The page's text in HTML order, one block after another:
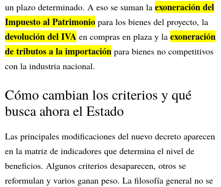
un plazo determinado. A eso se suman la exoneración del
Impuesto al Patrimonio para los bienes del proyecto, la
devolución del IVA en compras en plaza y la exoneración
de tributos a la importación para bienes no competitivos
con la industria nacional.
Cómo cambian los criterios y qué
busca ahora el Estado
Las principales modificaciones del nuevo decreto aparecen
en la matriz de indicadores que determina el nivel de
beneficios. Algunos criterios desaparecen, otros se
reformulan y varios ganan peso. La filosofía general no se